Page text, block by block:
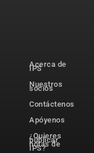
Acerca de
IPS
Nuestros
socios
Contáctenos
Apóyenos
¿Quieres
publicar
notas de
IPS?